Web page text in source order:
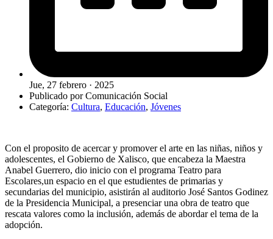
Jue, 27 febrero · 2025
Publicado porComunicación Social
Categoría: Cultura, Educación, Jóvenes
Con el proposito de acercar y promover el arte en las niñas, niños y
adolescentes, el Gobierno de Xalisco, que encabeza la Maestra
Anabel Guerrero, dio inicio con el programa Teatro para
Escolares,un espacio en el que estudientes de primarias y
secundarias del municipio, asistirán al auditorio José Santos Godinez
de la Presidencia Municipal, a presenciar una obra de teatro que
rescata valores como la inclusión, además de abordar el tema de la
adopción.